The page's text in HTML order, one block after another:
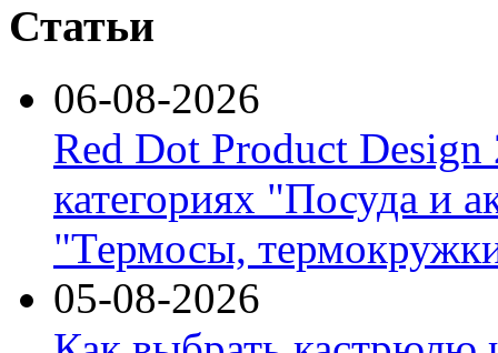
Статьи
06-08-2026
Red Dot Product Design
категориях "Посуда и
"Термосы,
05-08-2026